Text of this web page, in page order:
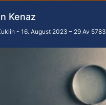
Kenaz
16. August 2023 – 29 Av